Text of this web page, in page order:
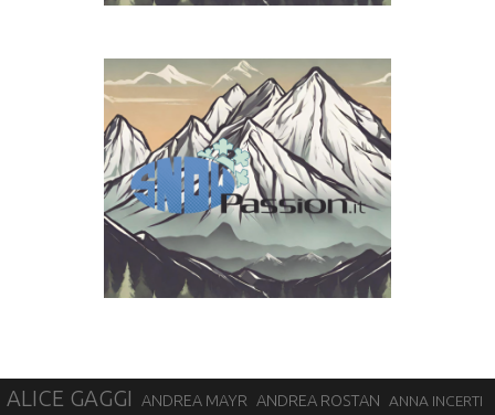
ALICE GAGGI ANDREA MAYR ANDREA ROSTAN ANNA INCERTI